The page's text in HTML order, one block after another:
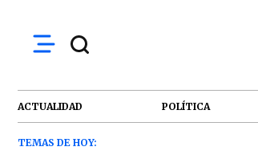
ACTUALIDAD POLÍTICA
TEMAS DE HOY: